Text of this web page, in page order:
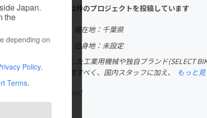
クト 注目のリターン 注目の新着プロジェクト
音楽
・ガジェット
ゲーム・サービス開発
業
Japan.
the
depending on
Policy.
Terms.
これまでに2件のプロジェクトを投稿しています
現在地：千葉県
出身国：日本
出身地：未設定
中国から輸入した工業用機械や独自ブランド(SELECT
届く商品に改良すべく、国内スタッフに加え、
もっと見
koguya.com/